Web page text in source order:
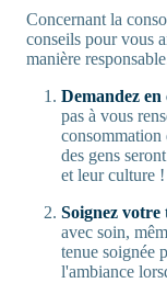
Concernant la
conseils pour vous
manière
Demandez en
pas à vous
consommation
des gens
et leur culture !
Soignez votre
avec soin,
tenue soignée
l'ambiance